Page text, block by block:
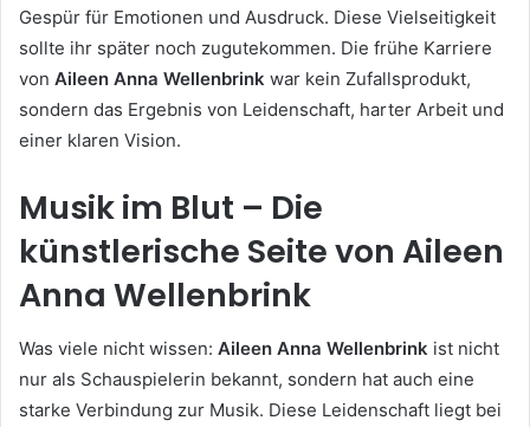
Gespür für Emotionen und Ausdruck. Diese Vielseitigkeit
sollte ihr später noch zugutekommen. Die frühe Karriere
von Aileen Anna Wellenbrink war kein Zufallsprodukt,
sondern das Ergebnis von Leidenschaft, harter Arbeit und
einer klaren Vision.
Musik im Blut – Die
künstlerische Seite von Aileen
Anna Wellenbrink
Was viele nicht wissen: Aileen Anna Wellenbrink ist nicht
nur als Schauspielerin bekannt, sondern hat auch eine
starke Verbindung zur Musik. Diese Leidenschaft liegt bei